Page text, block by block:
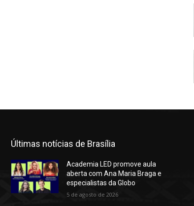
Últimas notícias de Brasília
Academia LED promove aula
aberta com Ana Maria Braga e
especialistas da Globo
5 de agosto de 2026